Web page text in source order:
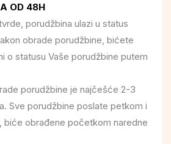
OD 48H
porudžbina ulazi u status
obrade porudžbine, bićete
o statusu Vaše porudžbine putem
porudžbine je najčešće 2-3
Sve porudžbine poslate petkom i
biće obrađene početkom naredne